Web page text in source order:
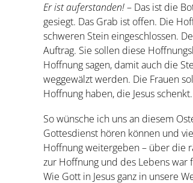
Er ist auferstanden!– Das ist die
gesiegt. Das Grab ist offen. Die
schweren Stein eingeschlossen.
Auftrag. Sie sollen diese
Hoffnung sagen, damit auch die
weggewälzt werden. Die Frauen
Hoffnung haben, die Jesus schenkt.
So wünsche ich uns an diesem
Gottesdienst hören können und
Hoffnung weitergeben – über die
zur Hoffnung und des Lebens
Wie Gott in Jesus ganz in unsere